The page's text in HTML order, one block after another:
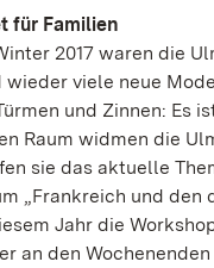
für Familien
2017 waren die
viele neue
und Zinnen: Es
Raum widmen die
sie das aktuelle
„Frankreich und
Jahr die
an den